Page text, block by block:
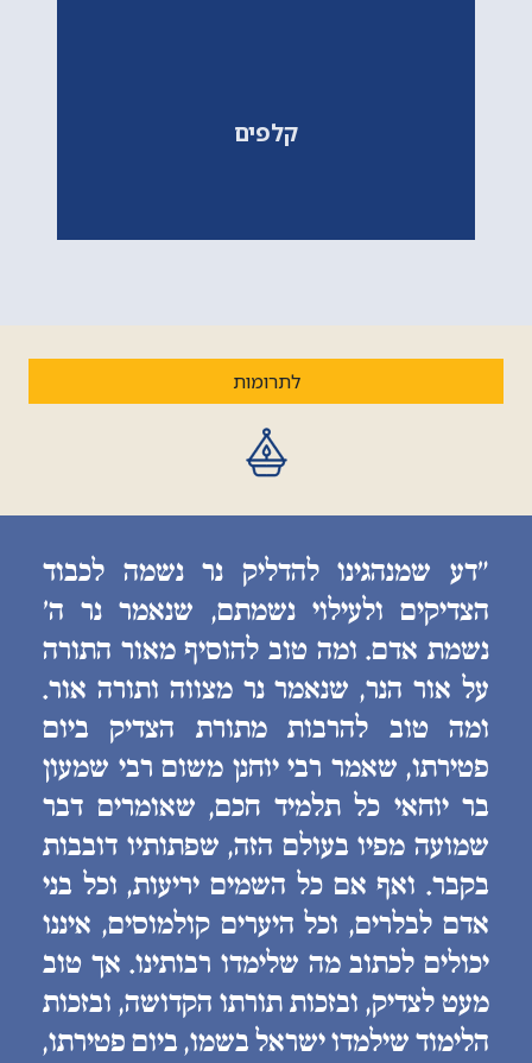
קלפים
לתרומות
״דע שמנהגינו להדליק נר נשמה לכבוד
הצדיקים ולעילוי נשמתם, שנאמר נר ה׳
נשמת אדם. ומה טוב להוסיף מאור התורה
על אור הנר, שנאמר נר מצווה ותורה אור.
ומה טוב להרבות מתורת הצדיק ביום
פטירתו, שאמר רבי יוחנן משום רבי שמעון
בר יוחאי כל תלמיד חכם, שאומרים דבר
שמועה מפיו בעולם הזה, שפתותיו דובבות
בקבר. ואף אם כל השמים יריעות, וכל בני
אדם לבלרים, וכל היערים קולמוסים, איננו
יכולים לכתוב מה שלימדו רבותינו. אך טוב
מעט לצדיק, ובזכות תורתו הקדושה, ובזכות
הלימוד שילמדו ישראל בשמו, ביום פטירתו,